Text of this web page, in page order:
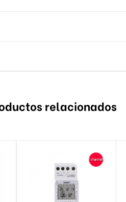
relacionados